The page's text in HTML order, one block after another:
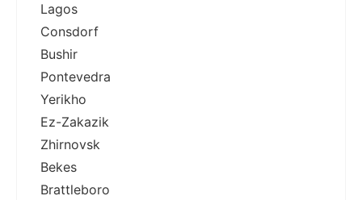
Lagos
Consdorf
Bushir
Pontevedra
Yerikho
Ez-Zakazik
Zhirnovsk
Bekes
Brattleboro